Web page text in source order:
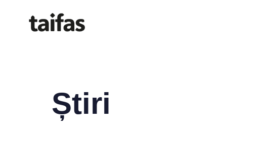
Știri